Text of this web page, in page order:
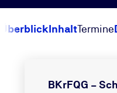
ÜberblickInhaltTermine
BKrFQG –